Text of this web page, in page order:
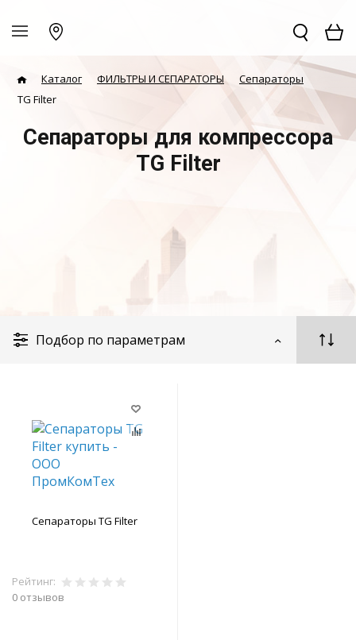
Каталог ФИЛЬТРЫ И СЕПАРАТОРЫ
Сепараторы
TG Filter
Сепараторы для компрессора
TG Filter
Подбор по параметрам
Сепараторы TG Filter
Рейтинг:
0 отзывов